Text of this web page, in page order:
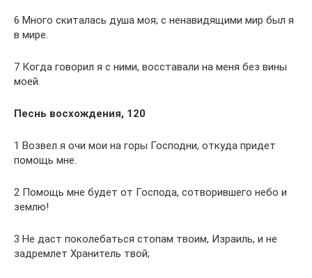
6 Много скиталась душа моя; с ненавидящими мир был я
в мире.
7 Когда говорил я с ними, восставали на меня без вины
моей.
Песнь восхождения, 120
1 Возвел я очи мои на горы Господни, откуда придет
помощь мне.
2 Помощь мне будет от Господа, сотворившего небо и
землю!
3 Не даст поколебаться стопам твоим, Израиль, и не
задремлет Хранитель твой;